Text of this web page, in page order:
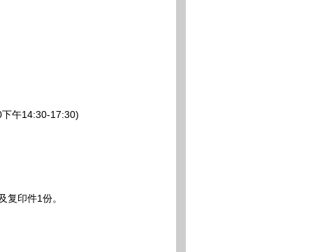
午14:30-17:30)
印件1份。